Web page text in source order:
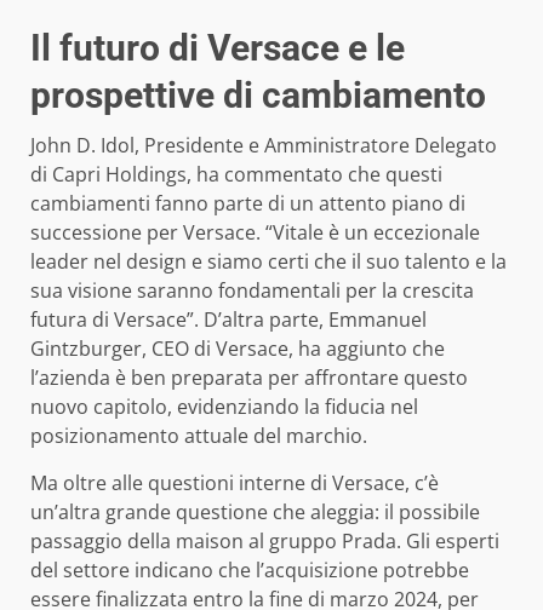
Il futuro di Versace e le
prospettive di cambiamento
John D. Idol, Presidente e Amministratore Delegato
di Capri Holdings, ha commentato che questi
cambiamenti fanno parte di un attento piano di
successione per Versace. “Vitale è un eccezionale
leader nel design e siamo certi che il suo talento e la
sua visione saranno fondamentali per la crescita
futura di Versace”. D’altra parte, Emmanuel
Gintzburger, CEO di Versace, ha aggiunto che
l’azienda è ben preparata per affrontare questo
nuovo capitolo, evidenziando la fiducia nel
posizionamento attuale del marchio.
Ma oltre alle questioni interne di Versace, c’è
un’altra grande questione che aleggia: il possibile
passaggio della maison al gruppo Prada. Gli esperti
del settore indicano che l’acquisizione potrebbe
essere finalizzata entro la fine di marzo 2024, per